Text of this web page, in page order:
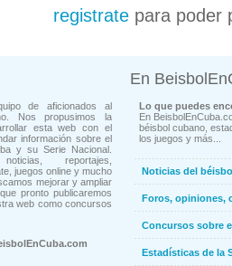
registrate para poder
de aficionados al
Nos propusimos la
esta web con el
información sobre el
y su Serie Nacional.
reportajes,
juegos online y mucho
mejorar y ampliar
pronto publicaremos
web como concursos
En
Lo que puedes
En
béisbol cubano,
los juegos y más...
Noticias del
Foros, opiniones,
Concursos sobre
Estadísticas de la